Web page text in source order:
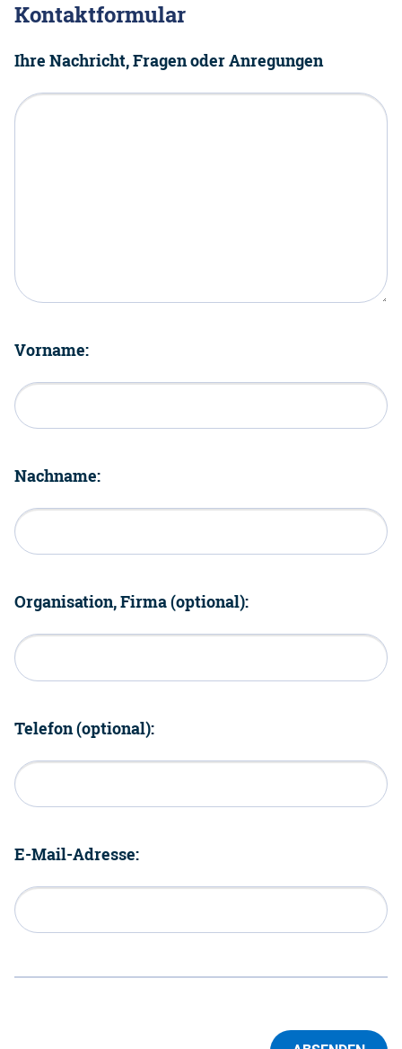
Kontaktformular
Ihre Nachricht, Fragen oder Anregungen
Vorname:
Nachname:
Organisation, Firma (optional):
Telefon (optional):
E-Mail-Adresse: